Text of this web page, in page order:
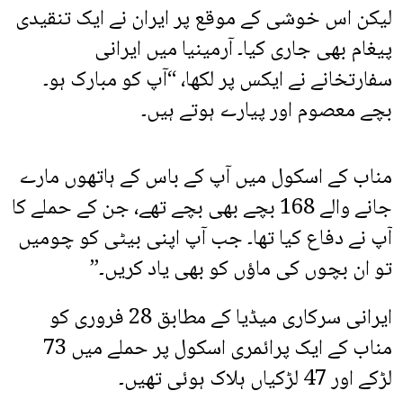
لیکن اس خوشی کے موقع پر ایران نے ایک تنقیدی
پیغام بھی جاری کیا۔ آرمینیا میں ایرانی
سفارتخانے نے ایکس پر لکھا، “آپ کو مبارک ہو۔
بچے معصوم اور پیارے ہوتے ہیں۔
مناب کے اسکول میں آپ کے باس کے ہاتھوں مارے
جانے والے 168 بچے بھی بچے تھے، جن کے حملے کا
آپ نے دفاع کیا تھا۔ جب آپ اپنی بیٹی کو چومیں
تو ان بچوں کی ماؤں کو بھی یاد کریں۔”
ایرانی سرکاری میڈیا کے مطابق 28 فروری کو
مناب کے ایک پرائمری اسکول پر حملے میں 73
لڑکے اور 47 لڑکیاں ہلاک ہوئی تھیں۔